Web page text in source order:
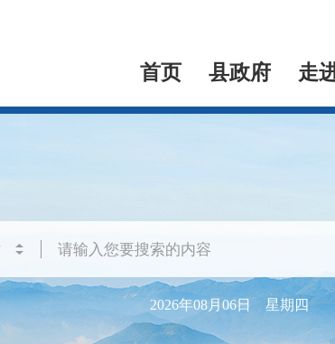
首页 县政府 走
2026年08月06日 星期四